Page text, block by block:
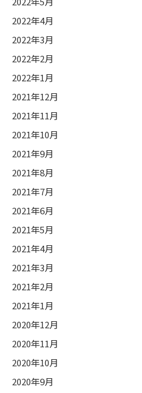
2022年4月
2022年3月
2022年2月
2022年1月
2021年12月
2021年11月
2021年10月
2021年9月
2021年8月
2021年7月
2021年6月
2021年5月
2021年4月
2021年3月
2021年2月
2021年1月
2020年12月
2020年11月
2020年10月
2020年9月